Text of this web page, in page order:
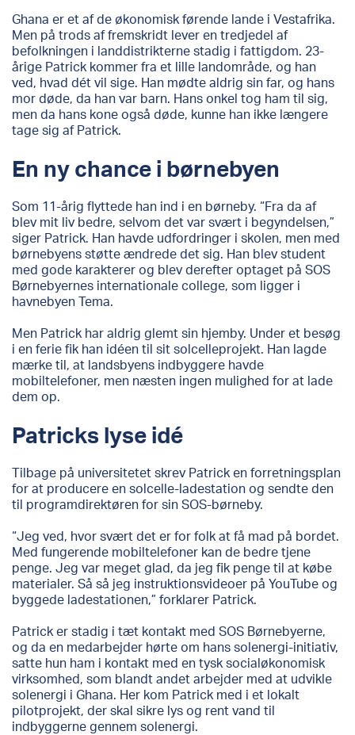
Ghana er et af de økonomisk førende lande i Vestafrika.
Men på trods af fremskridt lever en tredjedel af
befolkningen i landdistrikterne stadig i fattigdom. 23-
årige Patrick kommer fra et lille landområde, og han
ved, hvad dét vil sige. Han mødte aldrig sin far, og hans
mor døde, da han var barn. Hans onkel tog ham til sig,
men da hans kone også døde, kunne han ikke længere
tage sig af Patrick.
En ny chance i børnebyen
Som 11-årig flyttede han ind i en børneby. “Fra da af
blev mit liv bedre, selvom det var svært i begyndelsen,”
siger Patrick. Han havde udfordringer i skolen, men med
børnebyens støtte ændrede det sig. Han blev student
med gode karakterer og blev derefter optaget på SOS
Børnebyernes internationale college, som ligger i
havnebyen Tema.
Men Patrick har aldrig glemt sin hjemby. Under et besøg
i en ferie fik han idéen til sit solcelleprojekt. Han lagde
mærke til, at landsbyens indbyggere havde
mobiltelefoner, men næsten ingen mulighed for at lade
dem op.
Patricks lyse idé
Tilbage på universitetet skrev Patrick en forretningsplan
for at producere en solcelle-ladestation og sendte den
til programdirektøren for sin SOS-børneby.
“Jeg ved, hvor svært det er for folk at få mad på bordet.
Med fungerende mobiltelefoner kan de bedre tjene
penge. Jeg var meget glad, da jeg fik penge til at købe
materialer. Så så jeg instruktionsvideoer på YouTube og
byggede ladestationen,” forklarer Patrick.
Patrick er stadig i tæt kontakt med SOS Børnebyerne,
og da en medarbejder hørte om hans solenergi-initiativ,
satte hun ham i kontakt med en tysk socialøkonomisk
virksomhed, som blandt andet arbejder med at udvikle
solenergi i Ghana. Her kom Patrick med i et lokalt
pilotprojekt, der skal sikre lys og rent vand til
indbyggerne gennem solenergi.